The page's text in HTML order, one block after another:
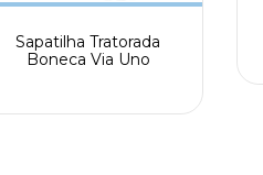
Sapatilha Tratorada
Boneca Via Uno